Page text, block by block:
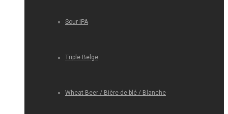
Sour IPA
Triple Belge
Wheat Beer / Bière de blé / Blanche